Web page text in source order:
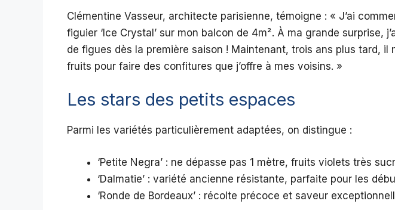
Clémentine Vasseur, architecte parisienne, témoigne : « J’ai
figuier ‘Ice Crystal’ sur mon balcon de 4m². À ma grande surprise,
de figues dès la première saison ! Maintenant, trois ans plus tard, il
fruits pour faire des confitures que j’offre à mes voisins. »
Les stars des petits espaces
Parmi les variétés particulièrement adaptées, on distingue :
‘Petite Negra’ : ne dépasse pas 1 mètre, fruits violets très
‘Dalmatie’ : variété ancienne résistante, parfaite pour les
‘Ronde de Bordeaux’ : récolte précoce et saveur